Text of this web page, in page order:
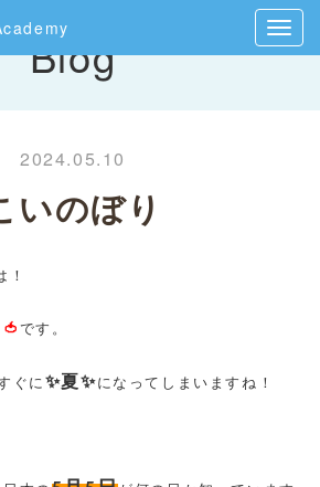
Blog
2024.05.10
いのぼり
！
🍅 です。
ぐに ✨夏✨になってしまいますね！